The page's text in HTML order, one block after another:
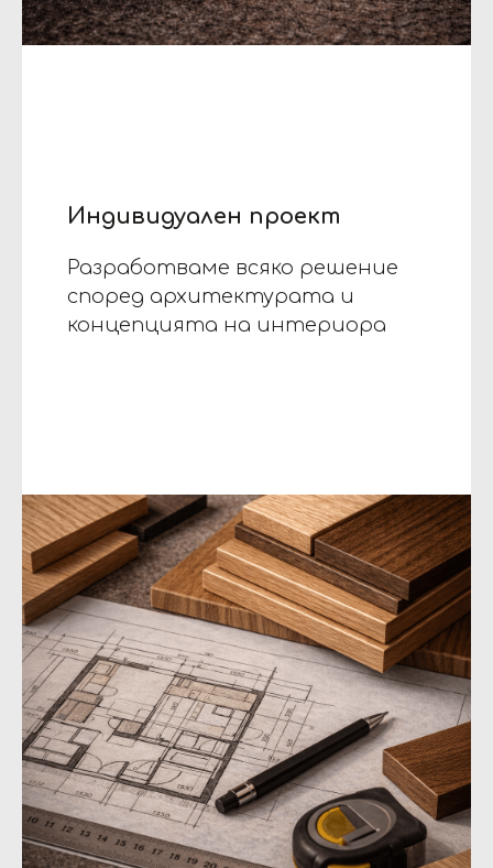
Индивидуален проект
Разработваме всяко решение
според архитектурата и
концепцията на интериора